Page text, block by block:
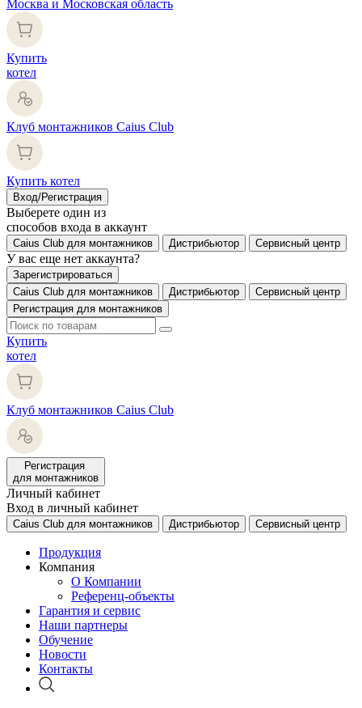
Москва и Московская область
Купить
котел
Клуб монтажников Caius Club
Купить котел
Вход/Регистрация
Выберете один из
способов входа в аккаунт
Caius Club для монтажников Дистрибьютор Сервисный центр
У вас еще нет аккаунта?
Зарегистрироваться
Caius Club для монтажников
Дистрибьютор
Сервисный центр
Регистрация для монтажников
Купить
котел
Клуб монтажников Caius Club
Регистрация
для монтажников
Личный кабинет
Вход в личный кабинет
Caius Club для монтажников Дистрибьютор Сервисный центр
Продукция
Компания
О Компании
Референц-объекты
Гарантия и сервис
Наши партнеры
Обучение
Новости
Контакты